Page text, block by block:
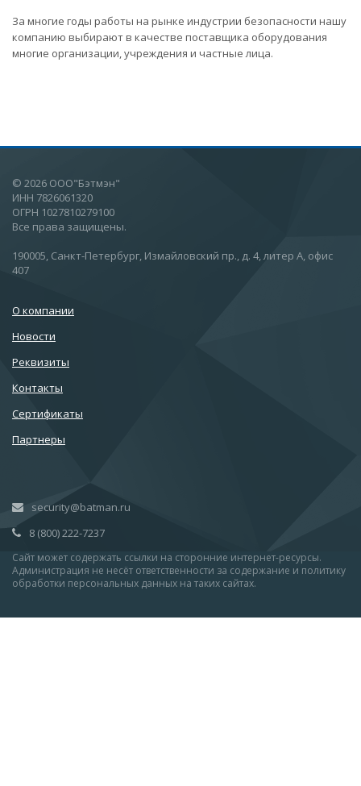
За многие годы работы на рынке индустрии безопасности нашу
компанию выбирают в качестве поставщика оборудования
многие организации, учреждения и частные лица.
© 2026 ООО"Бэтмэн"
ИНН 7826061320
ОГРН 1027810279100
Все права защищены.
190005, Санкт-Петербург, Измайловский пр., д. 4, литер А, офис
407
О компании
Новости
Реквизиты
Контакты
Сертификаты
Партнеры
security@batman.ru
8 (800) 222-7237
Сайт может содержать ссылки на сторонние интернет-ресурсы.
Администрация не несёт ответственности за содержание и политику
обработки персональных данных на таких сайтах.